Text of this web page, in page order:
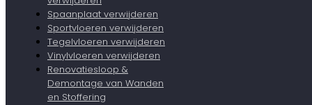
Spaanplaat verwijderen
Sportvloeren verwijderen
Tegelvloeren verwijderen
Vinylvloeren verwijderen
Renovatiesloop &
Demontage van Wanden
en Stoffering